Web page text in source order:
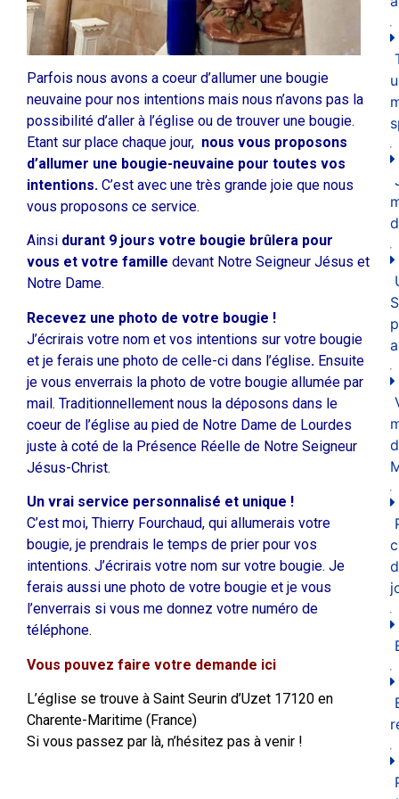
Parfois nous avons a coeur d’allumer une bougie
neuvaine pour nos intentions mais nous n’avons pas la
possibilité d’aller à l’église ou de trouver une bougie.
Etant sur place chaque jour, nous vous proposons
d’allumer une bougie-neuvaine pour toutes vos
intentions. C’est avec une très grande joie que nous
vous proposons ce service.
Ainsi durant 9 jours votre bougie brûlera pour
vous et votre famille devant Notre Seigneur Jésus et
Notre Dame.
Recevez une photo de votre bougie !
J’écrirais votre nom et vos intentions sur votre bougie
et je ferais une photo de celle-ci dans l’église. Ensuite
je vous enverrais la photo de votre bougie allumée par
mail. Traditionnellement nous la déposons dans le
coeur de l’église au pied de Notre Dame de Lourdes
juste à coté de la Présence Réelle de Notre Seigneur
Jésus-Christ.
Un vrai service personnalisé et unique !
C’est moi, Thierry Fourchaud, qui allumerais votre
bougie, je prendrais le temps de prier pour vos
intentions. J’écrirais votre nom sur votre bougie. Je
ferais aussi une photo de votre bougie et je vous
l’enverrais si vous me donnez votre numéro de
téléphone.
Vous pouvez faire votre demande ici
L’église se trouve à Saint Seurin d’Uzet 17120 en
Charente-Maritime (France)
Si vous passez par là, n’hésitez pas à venir !